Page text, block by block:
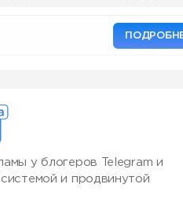
у блогеров Telegram и
и продвинутой